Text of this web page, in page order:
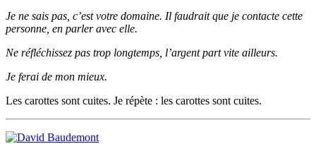
Je ne sais pas, c’est votre domaine. Il faudrait que je contacte cette
personne, en parler avec elle.
Ne réfléchissez pas trop longtemps, l’argent part vite ailleurs.
Je ferai de mon mieux.
Les carottes sont cuites. Je répète : les carottes sont cuites.